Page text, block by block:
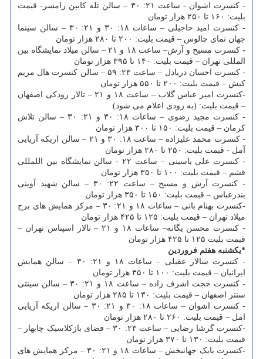
- کنسرت اشوان - ساعت ۲۱: ۳۰ – سالن تله کابین رامسر- قیمت
بلیت: ۱۶۰ تا ۲۵۰ هزار تومان
- کنسرت امید حاجیلی – ساعات ۱۸: ۳۰ و ۲۱: ۳۰ – سالن سینما
جهان نمای چالوس – قیمت بلیت: ۲۰۰ تا ۲۸۰ هزار تومان
-
کنسرت مسیح و آرش– ساعت ۱۸ و ۲۱ – سالن میلاد نمایشگاه بین
المللی تهران – قیمت بلیت: ۱۴۰ تا ۳۹۵ هزار تومان
- کنسرت احسان دریادل – ساعت ۲۳: ۵۹ – سالن کنسرت هال مریم
کیش – قیمت بلیت: ۲۰۰ تا ۵۵۰ هزار تومان
-کنسرت امیر عباس گلاب – ساعت ۱۸ و ۲۱ – تالار رودکی اصفهان
– قیمت بلیت: (به زودی اعلام می شود)
- کنسرت مجید رضوی – ساعات ۱۸: ۳۰ و ۲۱: ۳۰ – سالن تلاش
کرمان – قیمت بلیت: ۱۵۰ تا ۳۰۰ هزار تومان
- کنسرت محمد علیزاده – ساعت ۱۸: ۳۰ و ۲۱ – سالن اریکه آریایی
آمل - قیمت بلیت: ۲۵۰ تا ۲۸۰ هزار تومان
- کنسرت علی یاسینی – ساعت ۲۲ - سالن نمایشگاه بین اللمللی
قشم – قیمت بلیت: ۱۰۰ تا ۳۵۰ هزار تومان
- کنسرت آرش و مسیح – ساعت ۲۲: ۳۰ – سالن شهید آوینی
بندرعباس – قیمت بلیت: ۱۵۰ تا ۳۵۰ هزار تومان
-
کنسرت بهنام بانی – ساعات ۱۸ و ۲۱: ۳۰ – مرکز همایش های برج
میلاد تهران – قیمت بلیت: ۱۲۵ تا ۴۲۵ هزار تومان
- کنسرت محسن یگانه– ساعات ۱۸ و ۲۱ – تالار اسپناس تهران –
قیمت بلیت ۱۲۵ تا ۴۲۵ هزار تومان
*یکشنبه هفتم فروردین
- کنسرت سالار عقیلی – ساعات ۱۸ و ۲۱: ۳۰ – سالن همایش
ایرانیان – قیمت بلیت: ۱۰۰ تا ۳۵۰ هزار تومان
- کنسرت حجت اشرف زاده – ساعت ۱۸ و ۲۱: ۳۰ – سالن سینتی
سنتر اصفهان – قیمت بلیت: ۱۳۰ تا ۲۸۵ هزار تومان
- کنسرت اشوان – ساعات ۱۸: ۳۰ و ۲۱: ۳۰ – سالن اریکه آریایی
امل – قیمت بلیت: ۲۶۰ تا ۲۸۰ هزار تومان
-کنسرت گرشا رضایی – ساعت ۲۳: ۳۰ – فضای بازکلاسیک چابهار –
قیمت بلیت: ۱۳۰ تا ۳۷۰ هزار تومان
-
کنسرت بابک جهانبخش – ساعات ۱۸ و ۲۱: ۳۰ – مرکز همایش های